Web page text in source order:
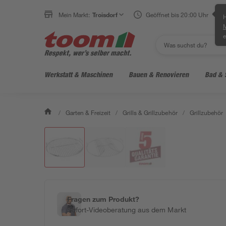
Mein Markt: Troisdorf Geöffnet bis 20:00 Uhr
Werkstatt & Maschinen Bauen & Renovieren Bad &
/ Garten & Freizeit / Grills & Grillzubehör / Grillzubehör
Fragen zum Produkt?
Sofort-Videoberatung aus dem Markt